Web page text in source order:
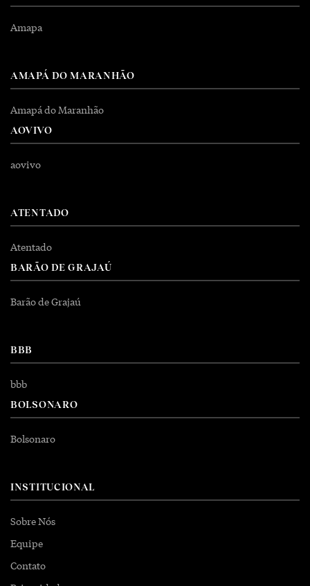
Amapa
AMAPÁ DO MARANHÃO
Amapá do Maranhão
AOVIVO
aovivo
ATENTADO
Atentado
BARÃO DE GRAJAÚ
Barão de Grajaú
BBB
bbb
BOLSONARO
Bolsonaro
INSTITUCIONAL
Sobre Nós
Equipe
Contato